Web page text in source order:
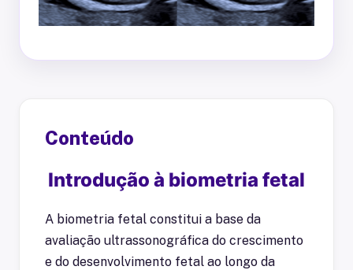
Conteúdo
Introdução à biometria fetal
A biometria fetal constitui a base da
avaliação ultrassonográfica do crescimento
e do desenvolvimento fetal ao longo da